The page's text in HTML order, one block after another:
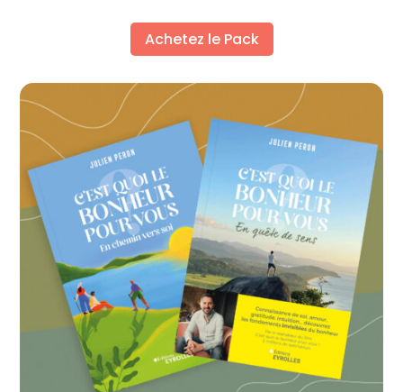
Achetez le Pack